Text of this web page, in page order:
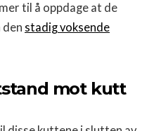
til å oppdage at de
den stadig voksende
mot kutt